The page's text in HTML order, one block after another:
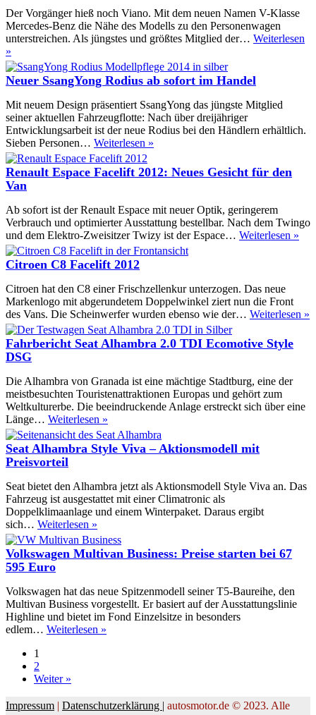
den
Der Vorgänger hieß noch Viano. Mit dem neuen Namen V-Klasse
Mercedes-Benz die Nähe des Modells zu den Personenwagen
unterstreichen. Als jüngstes und größtes Mitglied der… Weiterlesen
»
Mercedes-
Benz
V-
Klasse:
Bei
den
Personenwagen
angekommen
Neuer SsangYong Rodius ab sofort im Handel
Mit neuem Design präsentiert SsangYong das jüngste Mitglied
seiner aktuellen Fahrzeugflotte: Nach über dreijähriger
Entwicklungsarbeit ist der neue Rodius bei den Händlern erhältlich.
Sieben Personen… Weiterlesen »
Rodius
ab
im
Handel
Renault Espace Facelift 2012: Neues Gesicht für den
Van
Ab sofort ist der Renault Espace mit neuer Optik, geringerem
Verbrauch und optimierter Ausstattung bestellbar. Nach dem Twingo
und dem Elektro-Zweisitzer Twizy ist der Espace… Weiterlesen »
für
den
Citroen C8 Facelift 2012
Citroen hat den C8 einer Frischzellenkur unterzogen. Das neue
Markenlogo mit abgerundetem Doppelwinkel ziert nun die Front
des Vans. Die Scheinwerfer wurden ebenso wie der… Weiterlesen »
Fahrbericht Seat Alhambra 2.0 TDI Ecomotive Style
DSG
Die Alhambra von Granada ist eine mächtige Stadtburg, eine der
meistbesuchten Touristenattraktionen Europas und gehört zum
Weltkulturerbe. Die beeindruckende Anlage erstreckt sich über eine
Länge… Weiterlesen »
Seat
Alhambra
2.0
Ecomotive
Style
DSG
Seat Alhambra Style Viva – Aktionsmodell mit
Preisvorteil
Seat bietet den Alhambra jetzt als Aktionsmodell Style Viva an. Das
Fahrzeug ist ausgestattet mit einer Climatronic als
Doppelklimaanlage und einem Winterpaket. Daraus ergibt
sich… Weiterlesen »
Alhambra
Style
Viva
Aktionsmodell
mit
Preisvorteil
Volkswagen Multivan Business: Preise starten bei 67
595 Euro
Volkswagen hat das neue Spitzenmodell seiner T5-Baureihe, den
Multivan Business vorgestellt. Er basiert auf der Ausstattungslinie
Highline und bietet im Fond Einzelsitze in besonders
edlem… Weiterlesen »
67
1
2
Weiter »
Impressum | Datenschutzerklärung | autosmotor.de © 2023. Alle